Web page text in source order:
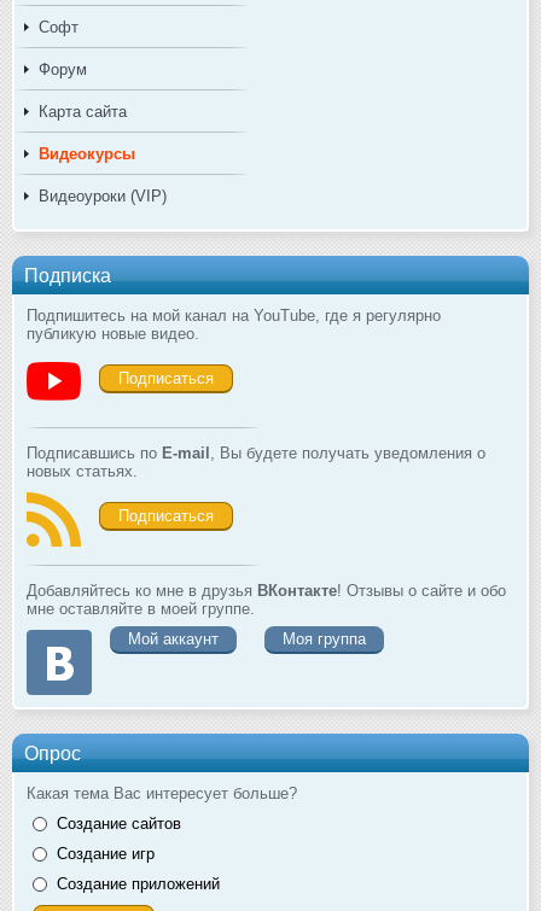
Софт
Форум
Карта сайта
Видеокурсы
Видеоуроки (VIP)
Подписка
Подпишитесь на мой канал на YouTube, где я регулярно
публикую новые видео.
Подписаться
Подписавшись по E-mail , Вы будете получать уведомления о
новых статьях.
Подписаться
Добавляйтесь ко мне в друзья ВКонтакте! Отзывы о сайте и обо
мне оставляйте в моей группе.
Мой аккаунт
Моя группа
Опрос
Какая тема Вас интересует больше?
Создание сайтов
Создание игр
Создание приложений